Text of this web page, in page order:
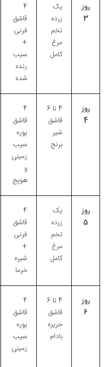
روز
3
یک
زرده
تخم
مرغ
کامل
4
قاشق
فرنی
+
سیب
رنده
شده
روز
4
4 تا 6
قاشق
شیر
برنج
4
قاشق
پوره
سیب
زمینی
و
هویج
روز
5
یک
زرده
تخم
مرغ
کامل
4
قاشق
فرنی
+
شیره
خرما
روز
6
4 تا 6
قاشق
حریره
بادام
4
قاشق
پوره
سیب
زمینی